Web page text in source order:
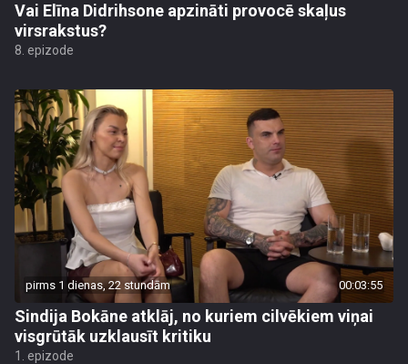
Vai Elīna Didrihsone apzināti provocē skaļus
virsrakstus?
8. epizode
pirms 1 dienas, 22 stundām 00:03:55
Sindija Bokāne atklāj, no kuriem cilvēkiem viņai
visgrūtāk uzklausīt kritiku
1. epizode